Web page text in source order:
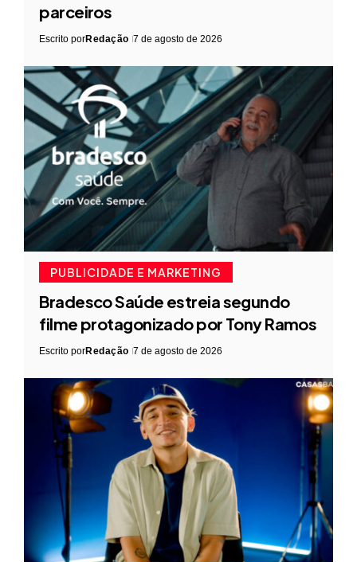
parceiros
Escrito porRedação 7 de agosto de 2026
PUBLICIDADE E MARKETING
Bradesco Saúde estreia segundo
filme protagonizado por Tony Ramos
Escrito porRedação 7 de agosto de 2026